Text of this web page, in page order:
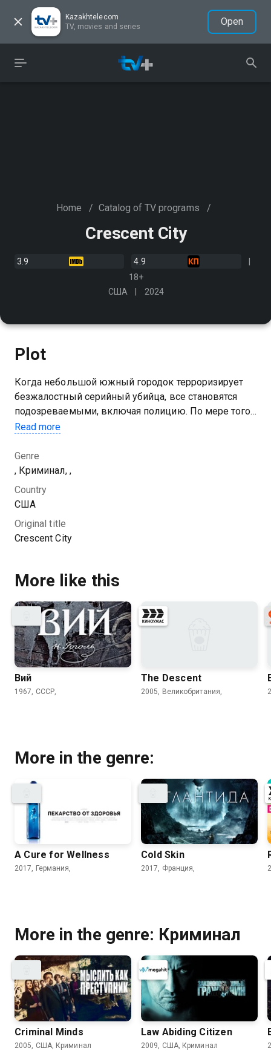
Kazakhtelecom
TV, movies and series
Open
Home / Catalog of TV programs /
Crescent City
3.9
4.9
18+
США
2024
Plot
Когда небольшой южный городок терроризирует
безжалостный серийный убийца, все становятся
подозреваемыми, включая полицию. По мере того,
как число жертв растёт, а ситуация углубляется,
его прошлого
Read more
Genre
, Криминал, ,
Country
США
Original title
Crescent City
More like this
Вий
1967, СССР,
The Descent
2005, Великобритания,
More in the genre:
A Cure for Wellness
2017, Германия,
Cold Skin
2017, Франция,
More in the genre: Криминал
Criminal Minds
2005, США, Криминал
Law Abiding Citizen
2009, США, Криминал